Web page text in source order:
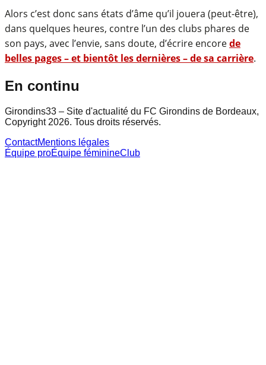
Alors c’est donc sans états d’âme qu’il jouera (peut-être),
dans quelques heures, contre l’un des clubs phares de
son pays, avec l’envie, sans doute, d’écrire encorede
belles pages – et bientôt les dernières – de sa carrière.
En continu
Girondins33 – Site d'actualité du FC Girondins de Bordeaux,
Copyright 2026. Tous droits réservés.
ContactMentions légales
Équipe proÉquipe féminineClub